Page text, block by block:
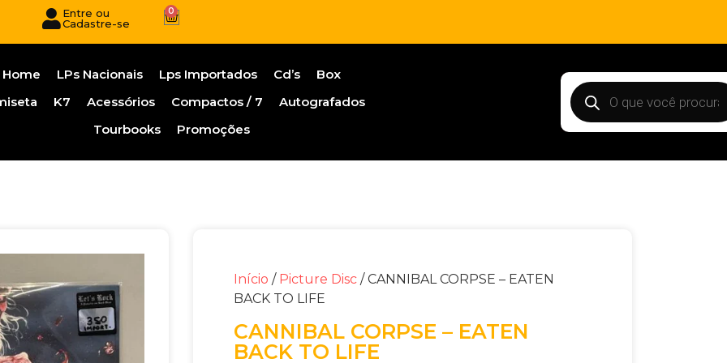
Entre ou
Cadastre-se
0
Home LPs Nacionais Lps Importados Cd’s
Box
K7 Acessórios Compactos / 7
Autografados
Tourbooks
Promoções
Início / Picture Disc/ CANNIBAL CORPSE – EATEN
BACK TO LIFE
CANNIBAL CORPSE – EATEN
BACK TO LIFE